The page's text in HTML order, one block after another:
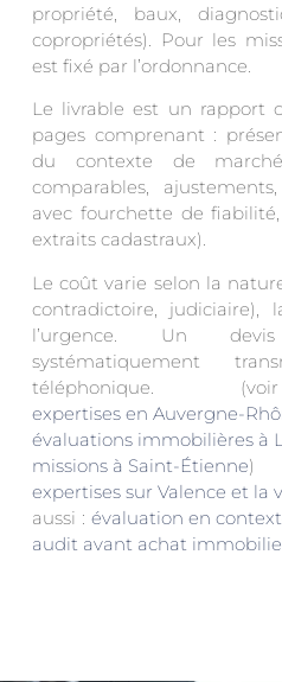
propriété, baux,
copropriétés). Pour les
est fixé par l’ordonnance.
Le livrable est un rapport
pages comprenant :
du contexte de
comparables,
avec fourchette de
extraits cadastraux).
Le coût varie selon la
contradictoire,
l’urgence. Un
systématiquement
expertises en Auvergne-
évaluations immobilières à
missions à Saint-Étienne)
expertises sur Valence et la
aussi :évaluation en
audit avant achat